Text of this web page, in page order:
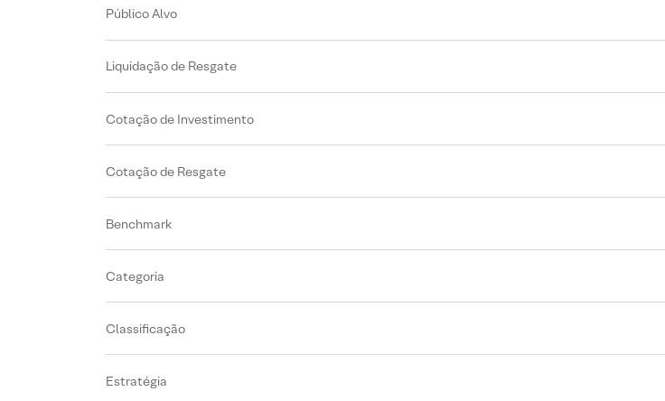
Público Alvo
Liquidação de Resgate
Cotação de Investimento
Cotação de Resgate
Benchmark
Categoria
Classificação
Estratégia